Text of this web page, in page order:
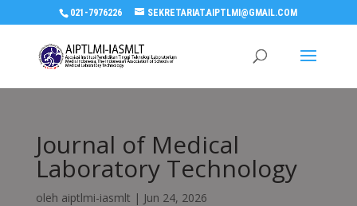
021-7976226 SEKRETARIAT.AIPTLMI@GMAIL.COM
Journal of Medical
Laboratory Technology
oleh aiptlmi-iasmlt | Jun 24, 2026